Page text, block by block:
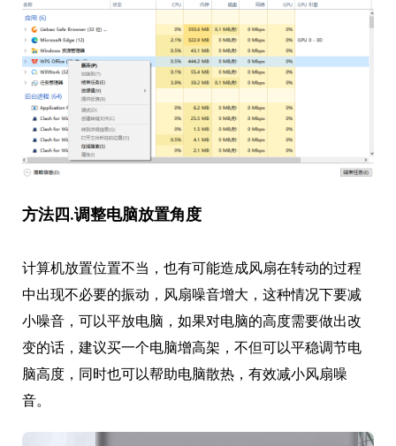
方法四.调整电脑放置角度
计算机放置位置不当，也有可能造成风扇在转动的过程
中出现不必要的振动，风扇噪音增大，这种情况下要减
小噪音，可以平放电脑，如果对电脑的高度需要做出改
变的话，建议买一个电脑增高架，不但可以平稳调节电
脑高度，同时也可以帮助电脑散热，有效减小风扇噪
音。